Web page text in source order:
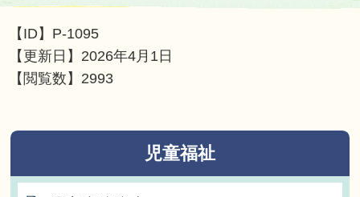
【ID】 P-1095
【更新日】 2026年4月1日
【閲覧数】 2993
児童福祉